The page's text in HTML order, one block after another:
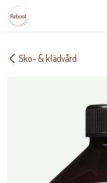
Hoppa till innehåll
Sko- & klädvård